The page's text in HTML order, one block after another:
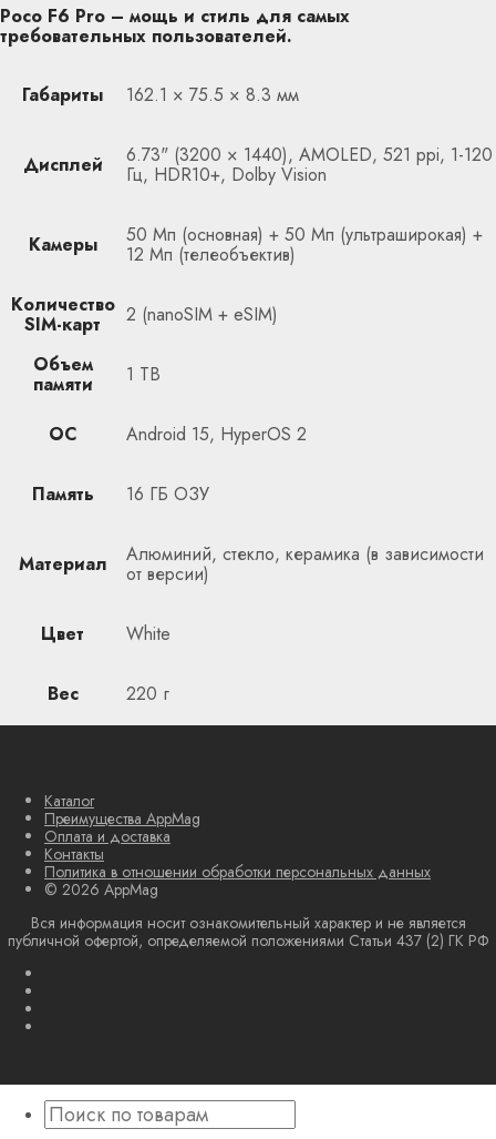
Poco F6 Pro – мощь и стиль для самых
требовательных пользователей.
Габариты 162.1 × 75.5 × 8.3 мм
Дисплей 6.73" (3200 × 1440), AMOLED, 521 ppi, 1-120
Гц, HDR10+, Dolby Vision
Камеры 50 Мп (основная) + 50 Мп (ультраширокая) +
12 Мп (телеобъектив)
Количество
SIM-карт
2 (nanoSIM + eSIM)
Объем
памяти 1 TB
ОС Android 15, HyperOS 2
Память 16 ГБ ОЗУ
Материал Алюминий, стекло, керамика (в зависимости
от версии)
Цвет White
Вес 220 г
Каталог
Преимущества AppMag
Оплата и доставка
Контакты
Политика в отношении обработки персональных данных
© 2026 AppMag
Вся информация носит ознакомительный характер и не является
публичной офертой, определяемой положениями Статьи 437 (2) ГК РФ